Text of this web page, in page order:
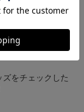
ズは、サポータ
をチェックした